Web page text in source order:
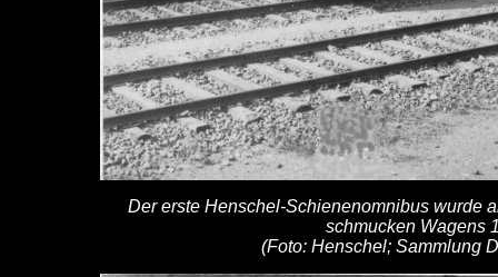
Der erste Henschel-Schienenomnibus wurde
schmucken Wagens
(Foto: Henschel; Sammlung